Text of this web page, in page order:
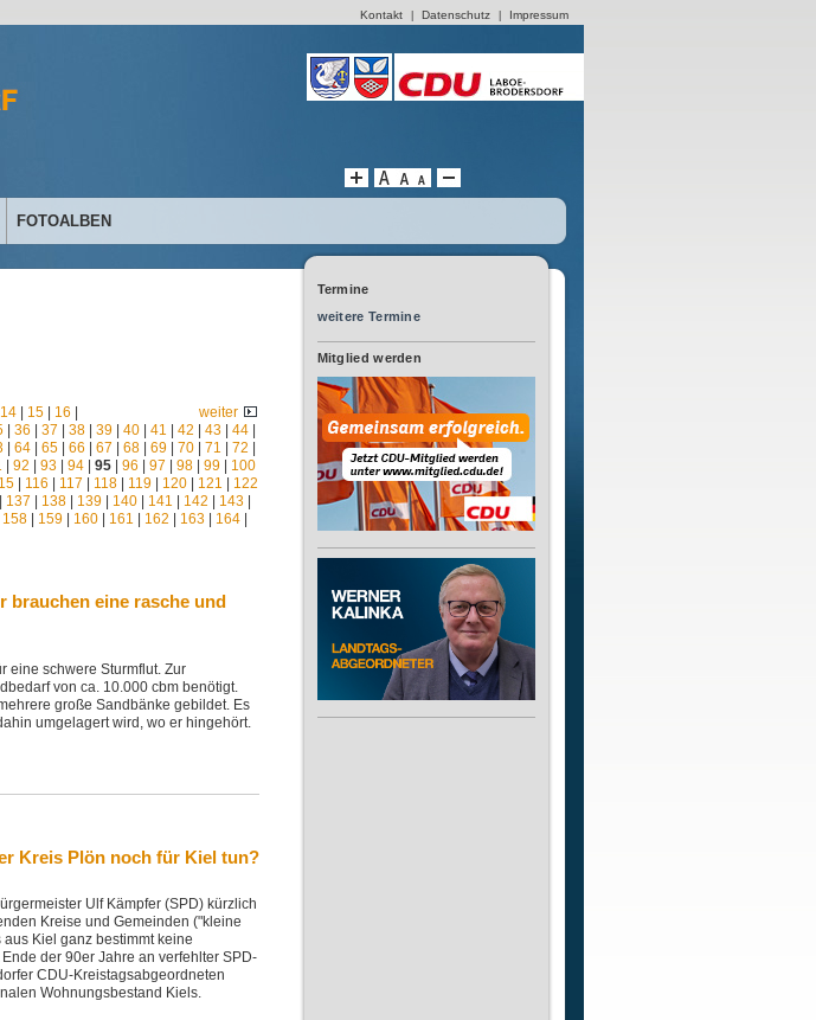
Kontakt Datenschutz Impressum
FOTOALBEN
weiter
14| 15| 16
| 36 37 38| 39| 40| 41 42 43| 44|
| 64| 65| 66 67 68| 69| 70| 71 72
92 93 94 95 96 97 98 99
100
116 117 118 119 120 121
122
137 138| 139| 140| 141 142 143|
158| 159| 160| 161 162 163| 164|
brauchen eine rasche und
eine schwere Sturmflut. Zur
von ca. 10.000 cbm benötigt.
große Sandbänke gebildet. Es
umgelagert wird, wo er hingehört.
Kreis Plön noch für Kiel tun?
Ulf Kämpfer (SPD) kürzlich
Kreise und Gemeinden ("kleine
Kiel ganz bestimmt keine
der 90er Jahre an verfehlter SPD-
CDU-Kreistagsabgeordneten
Wohnungsbestand Kiels.
Termine
weitere Termine
Mitglied werden